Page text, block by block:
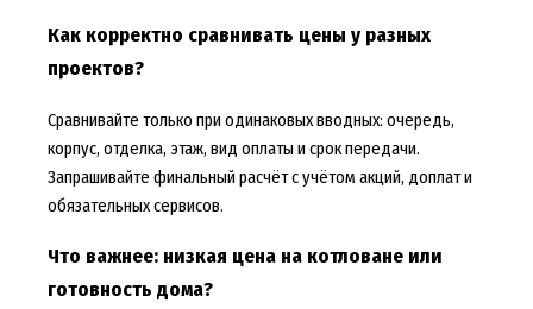
Как корректно сравнивать цены у разных
проектов?
Сравнивайте только при одинаковых вводных: очередь,
корпус, отделка, этаж, вид оплаты и срок передачи.
Запрашивайте финальный расчёт с учётом акций, доплат и
обязательных сервисов.
Что важнее: низкая цена на котловане или
готовность дома?